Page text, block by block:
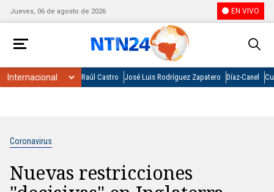
Jueves, 06 de agosto de 2026 EN VIVO
Raúl Castro José Luis Rodríguez Zapatero Díaz-Canel
Coronavirus
Nuevas restricciones